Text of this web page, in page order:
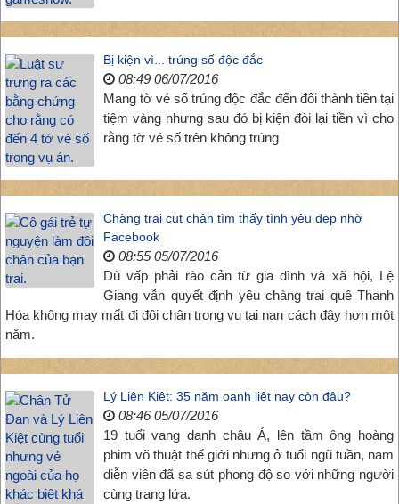
Bị kiện vì... trúng số độc đắc
08:49 06/07/2016
Mang tờ vé số trúng độc đắc đến đổi thành tiền tại
tiệm vàng nhưng sau đó bị kiện đòi lại tiền vì cho
rằng tờ vé số trên không trúng
Chàng trai cụt chân tìm thấy tình yêu đẹp nhờ
Facebook
08:55 05/07/2016
Dù vấp phải rào cản từ gia đình và xã hội, Lệ
Giang vẫn quyết định yêu chàng trai quê Thanh
Hóa không may mất đi đôi chân trong vụ tai nạn cách đây hơn một
năm.
Lý Liên Kiệt: 35 năm oanh liệt nay còn đâu?
08:46 05/07/2016
19 tuổi vang danh châu Á, lên tầm ông hoàng
phim võ thuật thế giới nhưng ở tuổi ngũ tuần, nam
diễn viên đã sa sút phong độ so với những người
cùng trang lứa.